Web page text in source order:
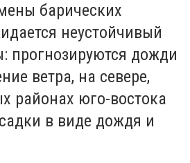
барических
неустойчивый
прогнозируются дожди
ветра, на севере,
районах юго-востока
в виде дождя и